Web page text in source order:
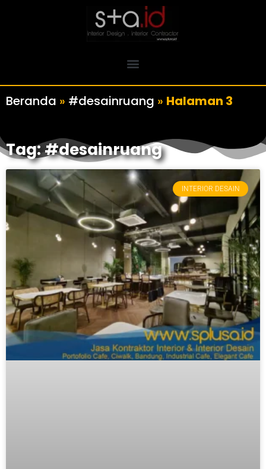
Beranda » #desainruang » Halaman 3
Tag: #desainruang
INTERIOR DESAIN